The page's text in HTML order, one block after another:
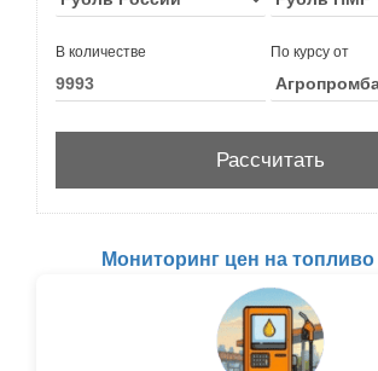
В количестве По курсу от
Мониторинг цен на